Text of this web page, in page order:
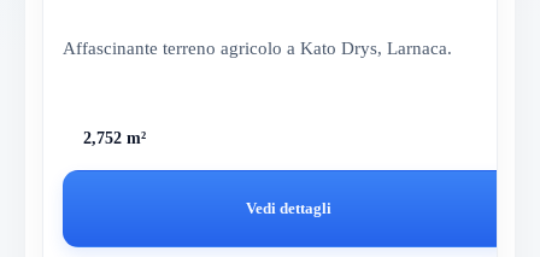
Affascinante terreno agricolo a Kato Drys, Larnaca.
2,752 m²
Vedi dettagli